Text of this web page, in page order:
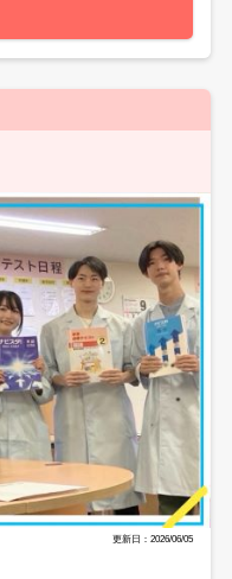
更新日：2026/06/05